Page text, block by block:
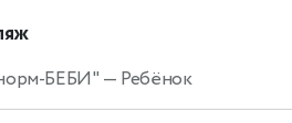
БЕБИ" — Ребёнок